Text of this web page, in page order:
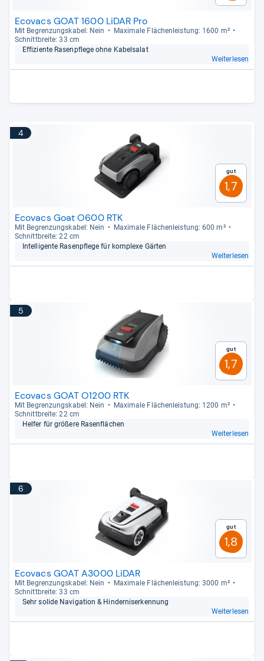
Ecovacs GOAT 1600 LiDAR Pro
Mit Begren­zungs­ka­bel: Nein
Maxi­male Flä­chen­leis­tung: 1600 m²
Schnitt­breite: 33 cm
Effi­zi­ente Rasen­pflege ohne Kabel­sa­lat
Weiterlesen
4
Gut
1,7
Ecovacs Goat O600 RTK
Mit Begren­zungs­ka­bel: Nein
Maxi­male Flä­chen­leis­tung: 600 m²
Schnitt­breite: 22 cm
Intel­li­gente Rasen­pflege für kom­plexe Gär­ten
Weiterlesen
5
Gut
1,7
Ecovacs GOAT O1200 RTK
Mit Begren­zungs­ka­bel: Nein
Maxi­male Flä­chen­leis­tung: 1200 m²
Schnitt­breite: 22 cm
Hel­fer für grö­ßere Rasen­flä­chen
Weiterlesen
6
Gut
1,8
Ecovacs GOAT A3000 LiDAR
Mit Begren­zungs­ka­bel: Nein
Maxi­male Flä­chen­leis­tung: 3000 m²
Schnitt­breite: 33 cm
Sehr solide Navi­ga­tion & Hin­der­ni­ser­ken­nung
Weiterlesen